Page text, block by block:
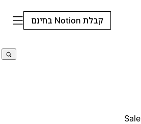
קבלת Notion בחינם